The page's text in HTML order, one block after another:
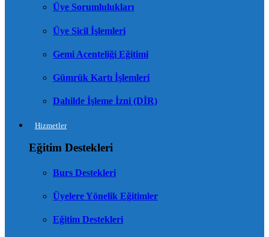
Üye Sorumlulukları
Üye Sicil İşlemleri
Gemi Acenteliği Eğitimi
Gümrük Kartı İşlemleri
Dahilde İşleme İzni (DİR)
Hizmetler
Eğitim Destekleri
Burs Destekleri
Üyelere Yönelik Eğitimler
Eğitim Destekleri